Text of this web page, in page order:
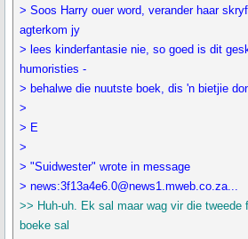
> Soos Harry ouer word, verander haar
agterkom jy
> lees kinderfantasie nie, so goed is dit
humoristies -
> behalwe die nuutste boek, dis 'n bietjie
>
> E
>
> "Suidwester" wrote in message
> news:3f13a4e6.0@news1.mweb.co.za...
>> Huh-uh. Ek sal maar wag vir die tweede
boeke sal